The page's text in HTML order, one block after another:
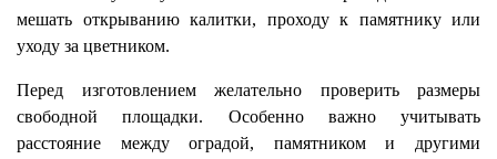
мешать открыванию калитки, проходу к памятнику или
уходу за цветником.
Перед изготовлением желательно проверить размеры
свободной площадки. Особенно важно учитывать
расстояние между оградой, памятником и другими